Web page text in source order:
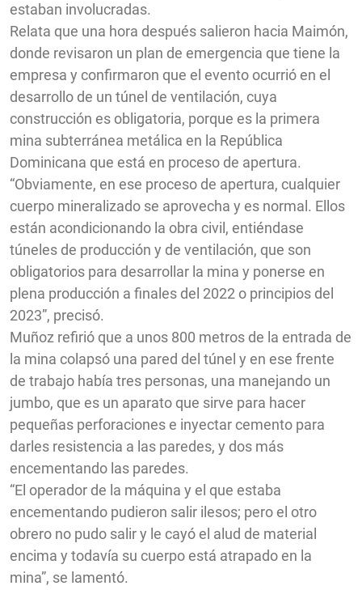
estaban involucradas.
Relata que una hora después salieron hacia Maimón,
donde revisaron un plan de emergencia que tiene la
empresa y confirmaron que el evento ocurrió en el
desarrollo de un túnel de ventilación, cuya
construcción es obligatoria, porque es la primera
mina subterránea metálica en la República
Dominicana que está en proceso de apertura.
“Obviamente, en ese proceso de apertura, cualquier
cuerpo mineralizado se aprovecha y es normal. Ellos
están acondicionando la obra civil, entiéndase
túneles de producción y de ventilación, que son
obligatorios para desarrollar la mina y ponerse en
plena producción a finales del 2022 o principios del
2023”, precisó.
Muñoz refirió que a unos 800 metros de la entrada de
la mina colapsó una pared del túnel y en ese frente
de trabajo había tres personas, una manejando un
jumbo, que es un aparato que sirve para hacer
pequeñas perforaciones e inyectar cemento para
darles resistencia a las paredes, y dos más
encementando las paredes.
“El operador de la máquina y el que estaba
encementando pudieron salir ilesos; pero el otro
obrero no pudo salir y le cayó el alud de material
encima y todavía su cuerpo está atrapado en la
mina”, se lamentó.